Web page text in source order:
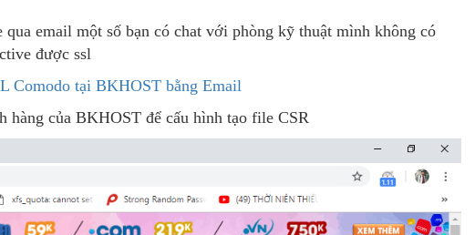
email một số bạn có chat với phòng kỹ thuật mình không có
được ssl
Comodo tại BKHOST bằng Email
hàng của BKHOST để cấu hình tạo file CSR